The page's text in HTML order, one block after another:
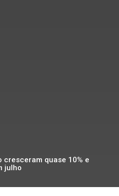
cresceram quase 10% e
julho